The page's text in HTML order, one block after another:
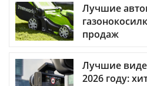
Лучшие
продаж
Лучшие
2026 году: